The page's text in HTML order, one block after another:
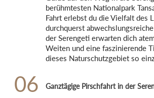
berühmtesten Nationalpark
Fahrt erlebst du die Vielfalt des
durchquerst
der Serengeti erwarten dich
Weiten und eine faszinierende
dieses Naturschutzgebiet so
06 Ganztägige Pirschfahrt in der